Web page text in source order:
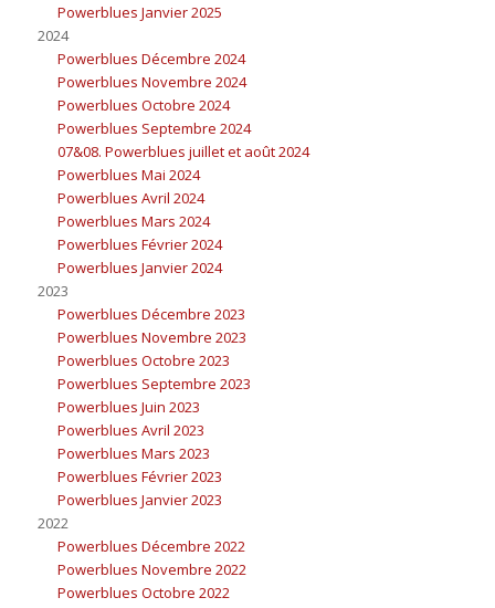
Powerblues Janvier 2025
2024
Powerblues Décembre 2024
Powerblues Novembre 2024
Powerblues Octobre 2024
Powerblues Septembre 2024
07&08. Powerblues juillet et août 2024
Powerblues Mai 2024
Powerblues Avril 2024
Powerblues Mars 2024
Powerblues Février 2024
Powerblues Janvier 2024
2023
Powerblues Décembre 2023
Powerblues Novembre 2023
Powerblues Octobre 2023
Powerblues Septembre 2023
Powerblues Juin 2023
Powerblues Avril 2023
Powerblues Mars 2023
Powerblues Février 2023
Powerblues Janvier 2023
2022
Powerblues Décembre 2022
Powerblues Novembre 2022
Powerblues Octobre 2022